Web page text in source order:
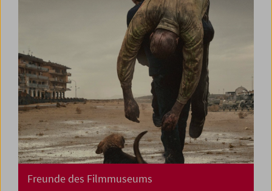
Freunde des Filmmuseums